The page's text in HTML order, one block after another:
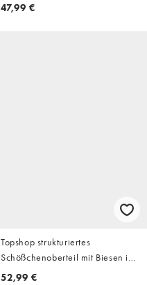
47,99 €
Topshop strukturiertes
Schößchenoberteil mit Biesen in
Stone
52,99 €